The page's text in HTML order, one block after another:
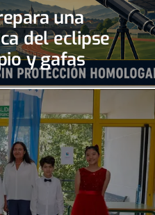
una
del eclipse
y gafas